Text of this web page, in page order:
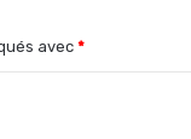
avec *